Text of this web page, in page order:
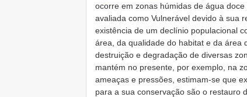
ocorre em zonas húmidas de água
avaliada como Vulnerável devido à sua
existência de um declínio populacional
área, da qualidade do habitat e da área
destruição e degradação de diversas
mantém no presente, por exemplo, na
ameaças e pressões, estimam-se que
para a sua conservação são o restauro